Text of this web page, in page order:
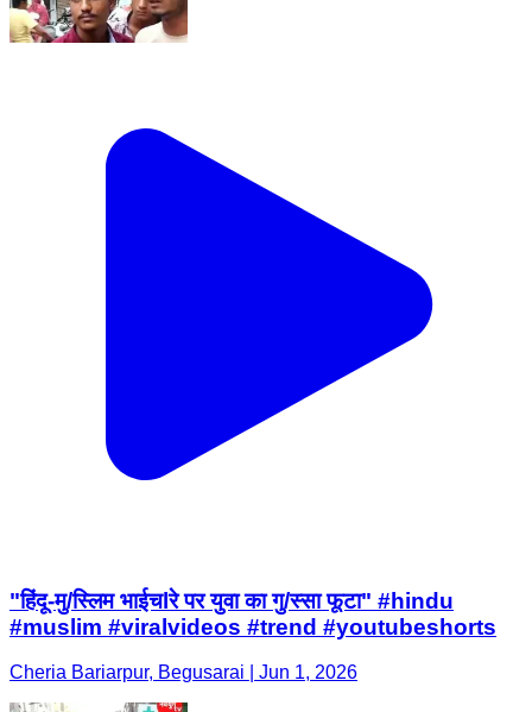
"हिंदू-मु/स्लिम भाईचlरे पर युवा का गु/स्सा फूटा" #hindu
#muslim #viralvideos #trend #youtubeshorts
Cheria Bariarpur, Begusarai | Jun 1, 2026